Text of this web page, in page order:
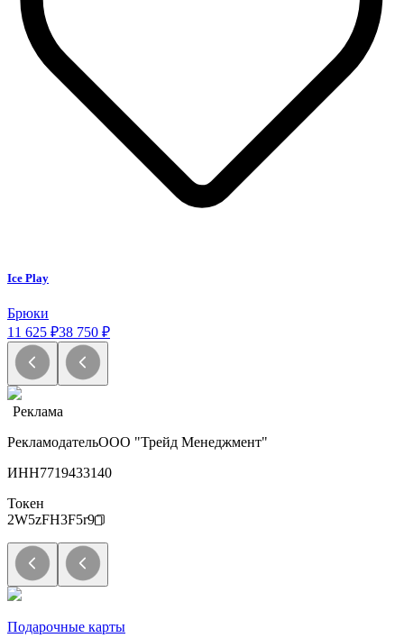
Ice Play
Брюки
11 625 ₽38 750 ₽
Реклама
РекламодательООО "Трейд Менеджмент"
ИНН7719433140
Токен
2W5zFH3F5r9
Подарочные карты